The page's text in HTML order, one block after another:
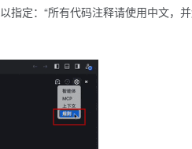
指定：“所有代码注释请使用中文，